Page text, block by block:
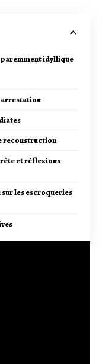
idyllique
arrestation
reconstruction
et réflexions
les escroqueries